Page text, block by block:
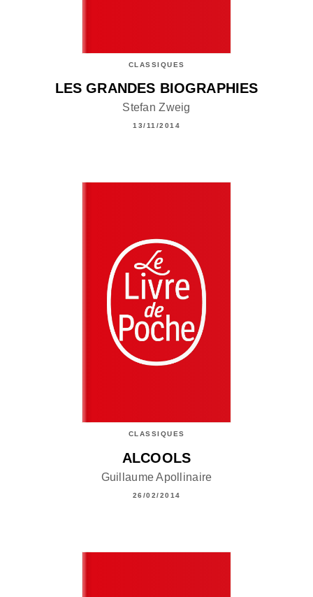
CLASSIQUES
LES GRANDES BIOGRAPHIES
Stefan Zweig
13/11/2014
CLASSIQUES
ALCOOLS
Guillaume Apollinaire
26/02/2014